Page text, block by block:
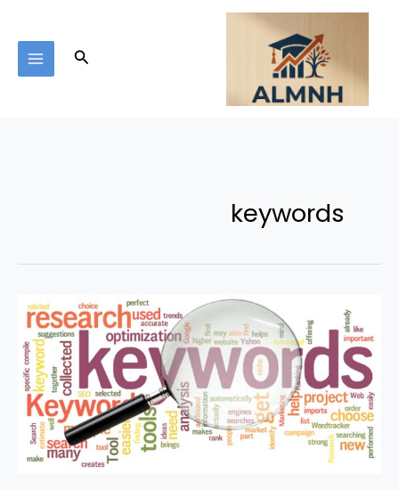
تخطي
البحث
keywords
يمكنك
إيجاد
الكلمات
المفتاحية
المناسبة
في
اسرع
وقت